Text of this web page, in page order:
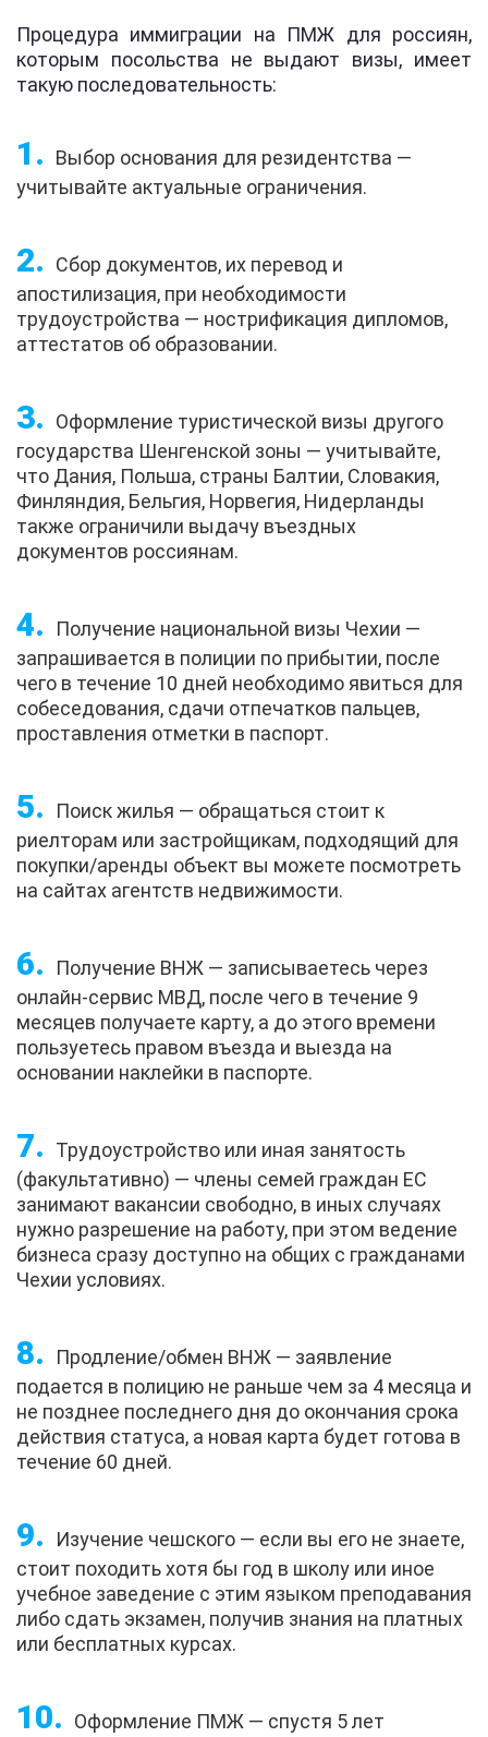
Процедура иммиграции на ПМЖ для россиян,
которым посольства не выдают визы, имеет
такую последовательность:
Выбор основания для резидентства —
учитывайте актуальные ограничения.
Сбор документов, их перевод и
апостилизация, при необходимости
трудоустройства — нострификация дипломов,
аттестатов об образовании.
Оформление туристической визы другого
государства Шенгенской зоны — учитывайте,
что Дания, Польша, страны Балтии, Словакия,
Финляндия, Бельгия, Норвегия, Нидерланды
также ограничили выдачу въездных
документов россиянам.
Получение национальной визы Чехии —
запрашивается в полиции по прибытии, после
чего в течение 10 дней необходимо явиться для
собеседования, сдачи отпечатков пальцев,
проставления отметки в паспорт.
Поиск жилья — обращаться стоит к
риелторам или застройщикам, подходящий для
покупки/аренды объект вы можете посмотреть
на сайтах агентств недвижимости.
Получение ВНЖ — записываетесь через
онлайн-сервис МВД, после чего в течение 9
месяцев получаете карту, а до этого времени
пользуетесь правом въезда и выезда на
основании наклейки в паспорте.
Трудоустройство или иная занятость
(факультативно) — члены семей граждан ЕС
занимают вакансии свободно, в иных случаях
нужно разрешение на работу, при этом ведение
бизнеса сразу доступно на общих с гражданами
Чехии условиях.
Продление/обмен ВНЖ — заявление
подается в полицию не раньше чем за 4 месяца и
не позднее последнего дня до окончания срока
действия статуса, а новая карта будет готова в
течение 60 дней.
Изучение чешского — если вы его не знаете,
стоит походить хотя бы год в школу или иное
учебное заведение с этим языком преподавания
либо сдать экзамен, получив знания на платных
или бесплатных курсах.
Оформление ПМЖ — спустя 5 лет